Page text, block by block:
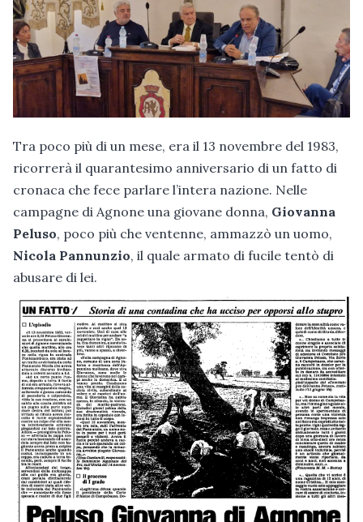
Tra poco più di un mese, era il 13 novembre del 1983,
ricorrerà il quarantesimo anniversario di un fatto di
cronaca che fece parlare l’intera nazione. Nelle
campagne di Agnone una giovane donna, Giovanna
Peluso, poco più che ventenne, ammazzò un uomo,
Nicola Pannunzio, il quale armato di fucile tentò di
abusare di lei.